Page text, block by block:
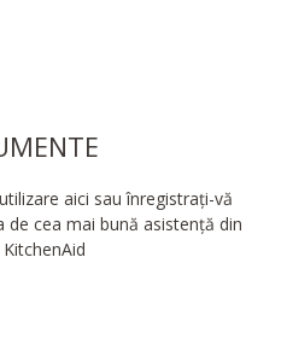
aici sau înregistrați-vă
cea mai bună asistență din